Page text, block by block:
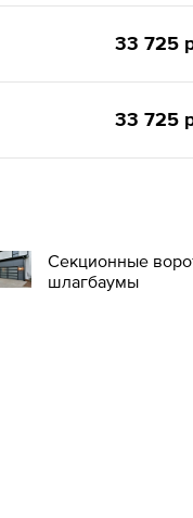
33 725
33 725
Секционные
шлагбаумы